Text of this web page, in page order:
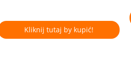
Kliknij tutaj by kupić!